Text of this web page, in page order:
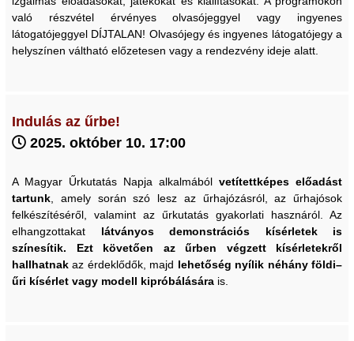
való részvétel érvényes olvasójeggyel vagy ingyenes
látogatójeggyel DÍJTALAN! Olvasójegy és ingyenes látogatójegy a
helyszínen váltható előzetesen vagy a rendezvény ideje alatt.
Indulás az űrbe!
2025. október 10. 17:00
A Magyar Űrkutatás Napja alkalmából vetítettképes előadást
tartunk , amely során szó lesz az űrhajózásról, az űrhajósok
felkészítéséről, valamint az űrkutatás gyakorlati hasznáról. Az
elhangzottakat látványos demonstrációs kísérletek is
színesítik. Ezt követően az űrben végzett kísérletekről
hallhatnak az érdeklődők, majd lehetőség nyílik néhány földi–
űri kísérlet vagy modell kipróbálására is.